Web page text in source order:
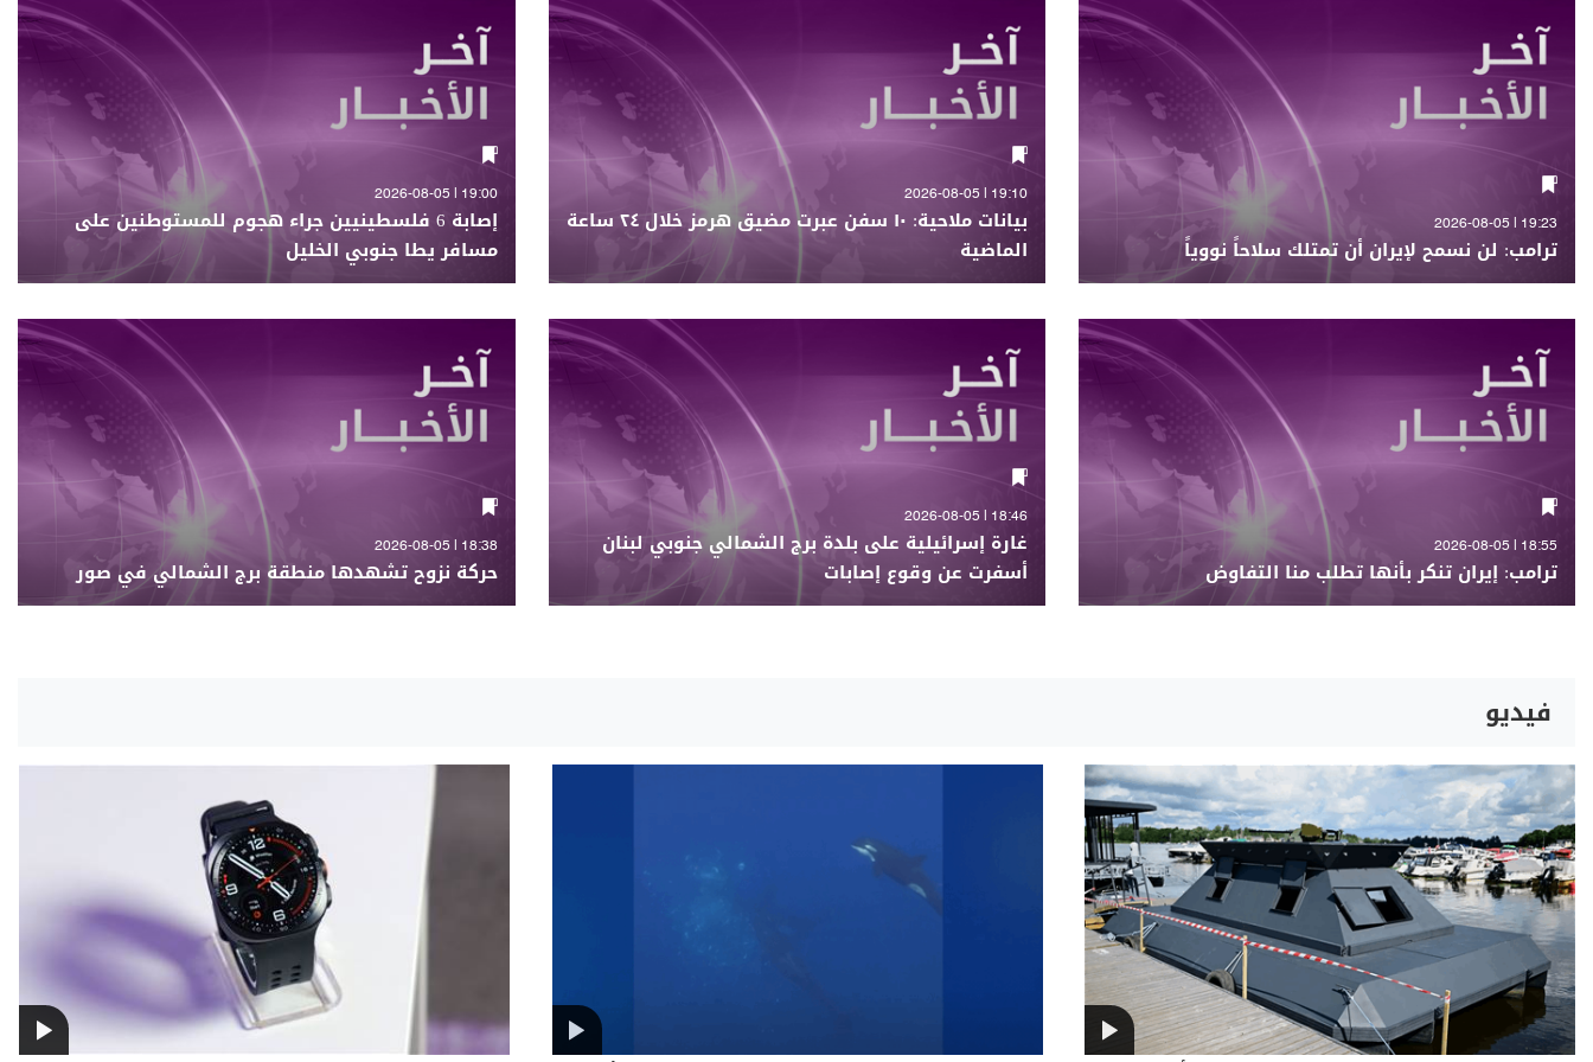
19:23 | 2026-08-05
ترامب: لن نسمح لإيران أن تمتلك سلاحاً نووياً
19:10 | 2026-08-05
بيانات ملاحية: ١٠ سفن عبرت مضيق هرمز خلال ٢٤ ساعة
الماضية
19:00 | 2026-08-05
إصابة 6 فلسطينيين جراء هجوم للمستوطنين على
مسافر يطا جنوبي الخليل
18:55 | 2026-08-05
ترامب: إيران تنكر بأنها تطلب منا التفاوض
18:46 | 2026-08-05
غارة إسرائيلية على بلدة برج الشمالي جنوبي لبنان
أسفرت عن وقوع إصابات
18:38 | 2026-08-05
حركة نزوح تشهدها منطقة برج الشمالي في صور
فيديو